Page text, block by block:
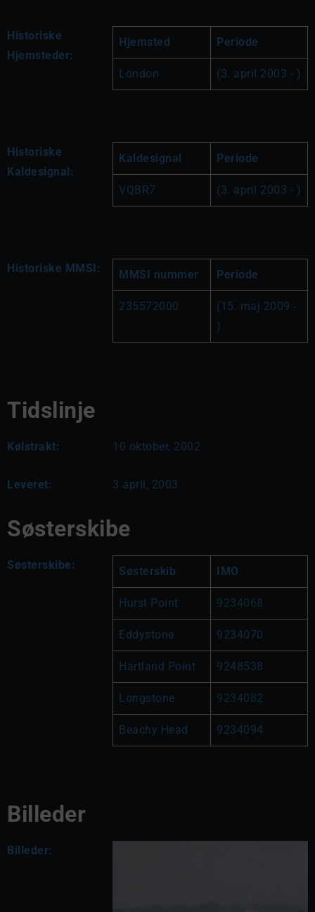
Historiske
Hjemsteder:
Hjemsted Periode
London (3. april 2003 - )
Historiske
Kaldesignal:
Kaldesignal Periode
VQBR7 (3. april 2003 - )
Historiske MMSI: MMSI nummer Periode
235572000
(15. maj 2009 -
)
Tidslinje
Kølstrakt: 10 oktober, 2002
Leveret: 3 april, 2003
Søsterskibe
Søsterskibe: Søsterskib IMO
Hurst Point 9234068
Eddystone 9234070
Hartland Point 9248538
Longstone 9234082
Beachy Head 9234094
Billeder
Billeder: